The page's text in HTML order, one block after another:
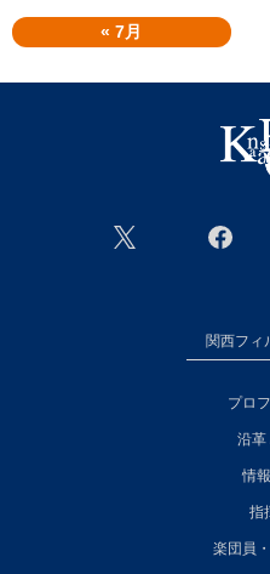
« 7月
関西フィ
プロ
沿革
情
指
楽団員